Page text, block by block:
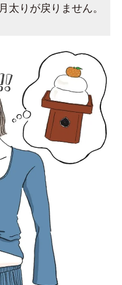
太りが戻りません。